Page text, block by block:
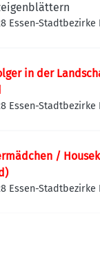
Essen-Stadtbezirke
in der
Essen-Stadtbezirke
/
Essen-Stadtbezirke